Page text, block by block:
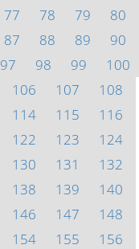
77 78 79
80
87 88 89
90
97 98 99
100
106 107
108
114 115
116
122 123
124
130 131
132
138 139
140
146 147
148
154 155
156